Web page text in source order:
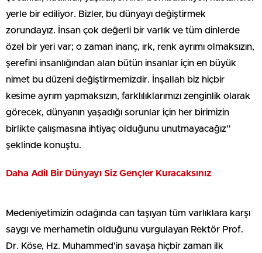
yerle bir ediliyor. Bizler, bu dünyayı değiştirmek
zorundayız. İnsan çok değerli bir varlık ve tüm dinlerde
özel bir yeri var; o zaman inanç, ırk, renk ayrımı olmaksızın,
şerefini insanlığından alan bütün insanlar için en büyük
nimet bu düzeni değiştirmemizdir. İnşallah biz hiçbir
kesime ayrım yapmaksızın, farklılıklarımızı zenginlik olarak
görecek, dünyanın yaşadığı sorunlar için her birimizin
birlikte çalışmasına ihtiyaç olduğunu unutmayacağız”
şeklinde konuştu.
Daha Adil Bir Dünyayı Siz Gençler Kuracaksınız
Medeniyetimizin odağında can taşıyan tüm varlıklara karşı
saygı ve merhametin olduğunu vurgulayan Rektör Prof.
Dr. Köse, Hz. Muhammed’in savaşa hiçbir zaman ilk